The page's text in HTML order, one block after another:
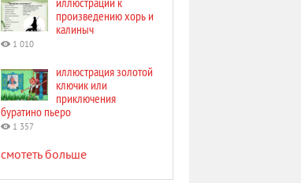
произведению хорь и
калиныч
1 010
иллюстрация золотой
ключик или
приключения
буратино пьеро
1 357
смотеть больше